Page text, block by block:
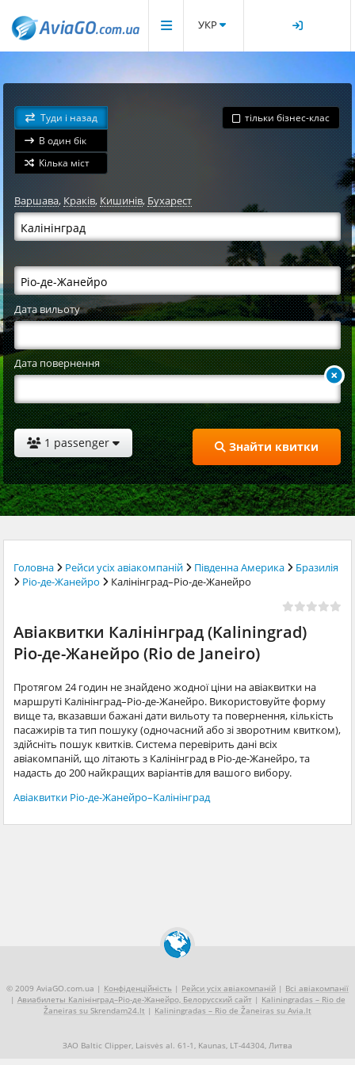
УКР
Туди і назад
В один бік
Кілька міст
тільки бізнес-клас
Варшава, Краків,Кишинів,Бухарест
Дата вильоту
Дата повернення
1 passenger Знайти квитки
Головна Рейси усіх авіакомпаній Південна Америка
Бразилія
Ріо-де-Жанейро
Калінінград–Ріо-де-Жанейро
Авіаквитки Калінінград (Kaliningrad)
Ріо-де-Жанейро (Rio de Janeiro)
Протягом 24 годин не знайдено жодної ціни на авіаквитки на
маршруті Калінінград–Ріо-де-Жанейро. Використовуйте форму
вище та, вказавши бажані дати вильоту та повернення, кількість
пасажирів та тип пошуку (одночасний або зі зворотним квитком),
здійсніть пошук квитків. Система перевірить дані всіх
авіакомпаній, що літають з Калінінград в Ріо-де-Жанейро, та
надасть до 200 найкращих варіантів для вашого вибору.
Авіаквитки Ріо-де-Жанейро–Калінінград
© 2009 AviaGO.com.ua | Конфіденційність | Рейси усіх авіакомпаній | Всі авіакомпанії
| Авиабилеты Калінінград–Ріо-де-Жанейро, Белорусский сайт| Kaliningradas – Rio de
Žaneiras su Skrendam24.lt | Kaliningradas – Rio de Žaneiras su Avia.lt
ЗАО Baltic Clipper, Laisvės al. 61-1, Kaunas, LT-44304, Литва